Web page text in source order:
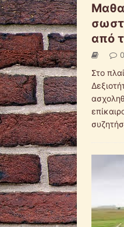
από
0
Στο